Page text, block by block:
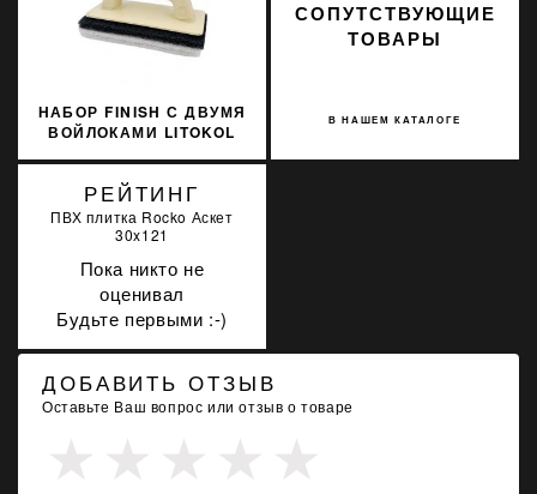
НАБОР FINISH С ДВУМЯ
ВОЙЛОКАМИ LITOKOL
В НАШЕМ КАТАЛОГЕ
СОПУТСТВУЮЩИЕ
ТОВАРЫ
РЕЙТИНГ
ПВХ плитка Rocko Аскет
30x121
Пока никто не
оценивал
Будьте первыми :-)
ДОБАВИТЬ ОТЗЫВ
Оставьте Ваш вопрос или отзыв о товаре